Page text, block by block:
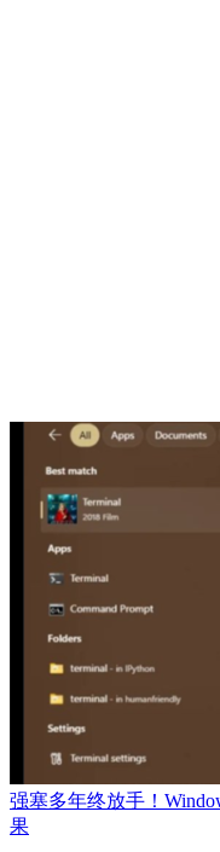
强塞多年终放手！
果